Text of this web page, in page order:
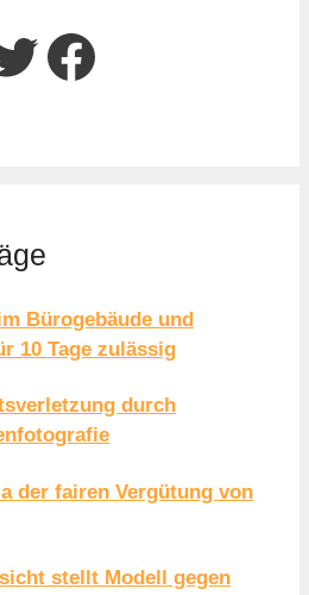
Facebook
Bürogebäude und
10 Tage zulässig
durch
der fairen Vergütung von
stellt Modell gegen